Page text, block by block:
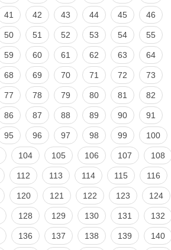
41 42 43 44 45 46
50 51 52 53 54 55
59 60 61 62 63 64
68 69 70 71 72 73
77 78 79 80 81 82
86 87 88 89 90 91
95 96 97 98 99 100
104 105 106 107 108
112 113 114 115 116
120 121 122 123 124
128 129 130 131 132
136 137 138 139 140